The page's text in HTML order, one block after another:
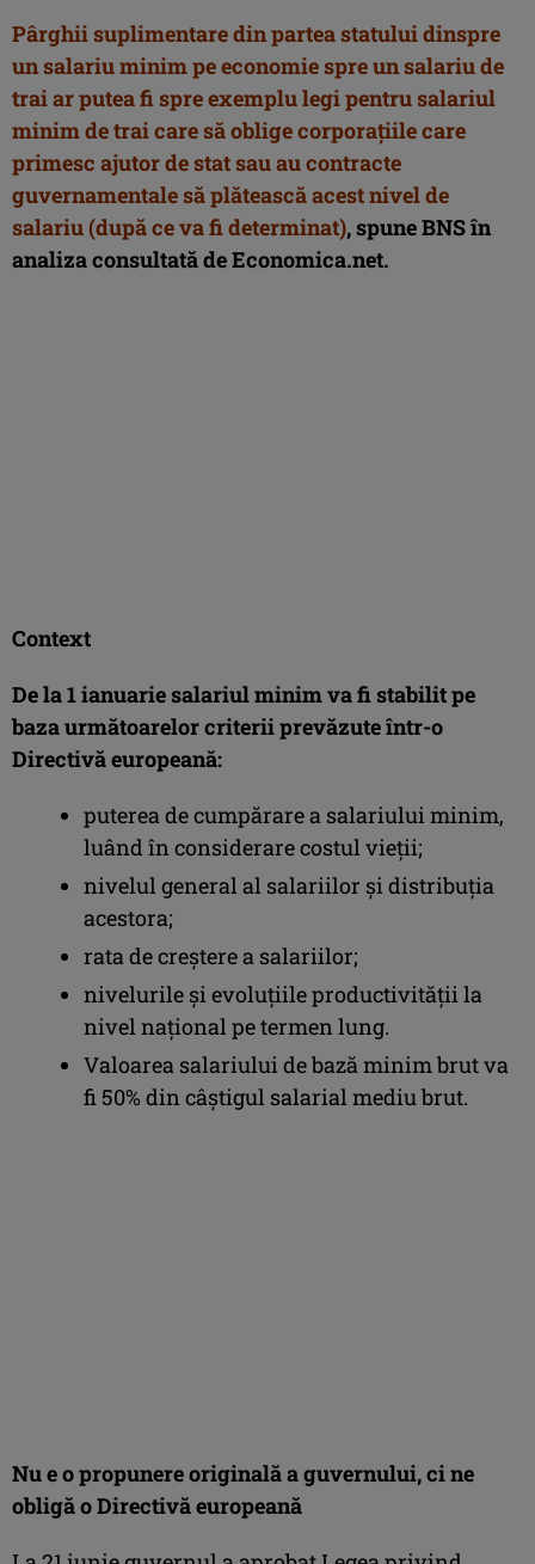
Pârghii suplimentare din partea statului dinspre
un salariu minim pe economie spre un salariu de
trai ar putea fi spre exemplu legi pentru salariul
minim de trai care să oblige corporațiile care
primesc ajutor de stat sau au contracte
guvernamentale să plătească acest nivel de
salariu (după ce va fi determinat), spune BNS în
analiza consultată de Economica.net.
Context
De la 1 ianuarie salariul minim va fi stabilit pe
baza următoarelor criterii prevăzute într-o
Directivă europeană:
puterea de cumpărare a salariului minim,
luând în considerare costul vieții;
nivelul general al salariilor și distribuția
acestora;
rata de creștere a salariilor;
nivelurile și evoluțiile productivității la
nivel național pe termen lung.
Valoarea salariului de bază minim brut va
fi 50% din câștigul salarial mediu brut.
Nu e o propunere originală a guvernului, ci ne
obligă o Directivă europeană